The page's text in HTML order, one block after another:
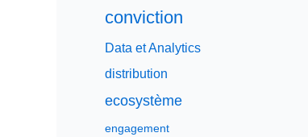
conviction
Data et Analytics
distribution
ecosystème
engagement